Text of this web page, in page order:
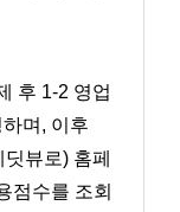
후 1-2 영업
며, 이후
뷰로) 홈페
점수를 조회